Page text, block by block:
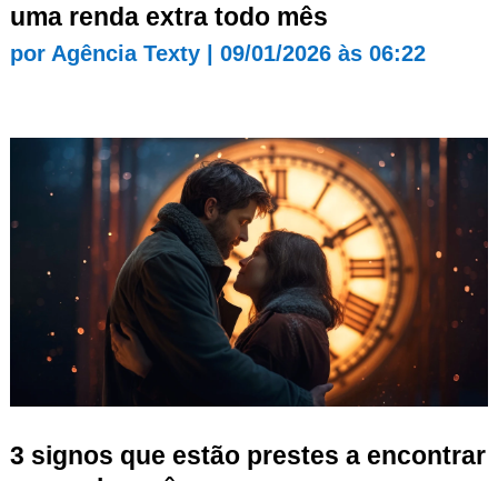
uma renda extra todo mês
por Agência Texty| 09/01/2026 às 06:22
3 signos que estão prestes a encontrar